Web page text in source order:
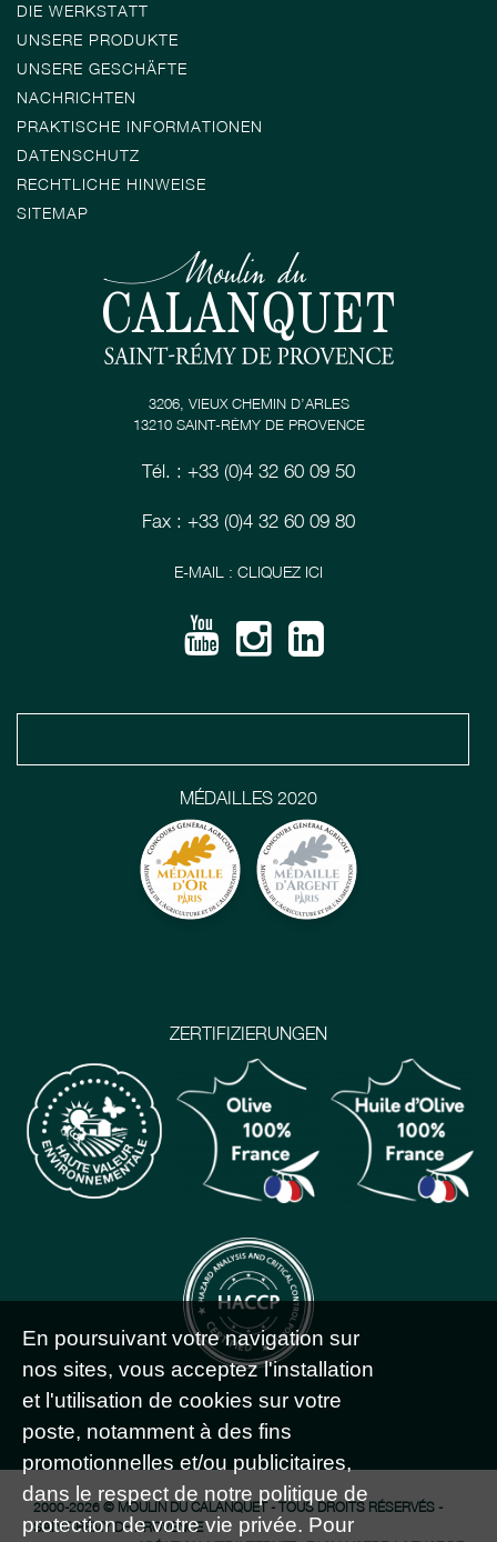
DIE WERKSTATT
UNSERE PRODUKTE
UNSERE GESCHÄFTE
NACHRICHTEN
PRAKTISCHE INFORMATIONEN
DATENSCHUTZ
RECHTLICHE HINWEISE
SITEMAP
ZERTIFIZIERUNGEN
MÉDAILLES 2020
3206, VIEUX CHEMIN D’ARLES
13210 SAINT-RÉMY DE PROVENCE
Tél. : +33 (0)4 32 60 09 50
Fax : +33 (0)4 32 60 09 80
E-MAIL : CLIQUEZ ICI
2000-2026 © MOULIN DU CALANQUET - TOUS DROITS RÉSERVÉS -
SAINT-RÉMY DE PROVENCE
En poursuivant votre navigation sur
nos sites, vous acceptez l'installation
et l'utilisation de cookies sur votre
poste, notamment à des fins
promotionnelles et/ou publicitaires,
dans le respect de notre politique de
protection de votre vie privée. Pour